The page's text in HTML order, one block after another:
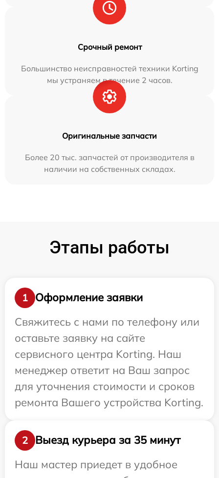
Срочный ремонт
Большинство неисправностей техники Korting
мы устраняем в течение 2 часов.
Оригинальные запчасти
Более 20 тыс. запчастей от производителя в
наличии на собственных складах.
Этапы работы
1
Оформление заявки
Свяжитесь с нами по телефону или
оставьте заявку на сайте
сервисного центра Korting. Наш
менеджер ответит на Ваш запрос
для уточнения стоимости и сроков
ремонта Вашего устройства Korting.
2
Выезд курьера за 35 минут
Наш мастер приедет в удобное